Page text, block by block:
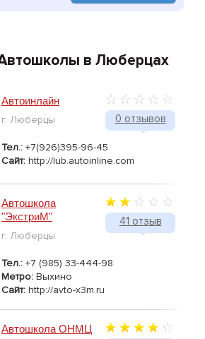
в Люберцах
0 отзывов
Автоинлайн
г. Люберцы
Тел.: +7(926)395-96-45
Сайт: http://lub.autoinline.com
41 отзыв
Автошкола
"ЭкстриМ"
г. Люберцы
Тел.: +7 (985) 33-444-98
Метро: Выхино
Сайт: http://avto-x3m.ru
Автошкола ОНМЦ